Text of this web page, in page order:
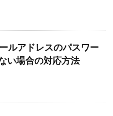
ルアドレスのパスワー
い場合の対応方法